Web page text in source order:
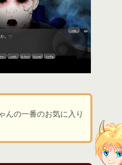
んの一番のお気に入り